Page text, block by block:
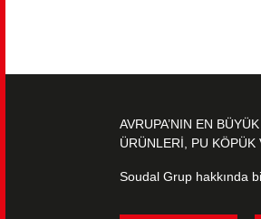
AVRUPA’NIN EN
ÜRÜNLERİ, PU KÖPÜK
Soudal Grup hakkında